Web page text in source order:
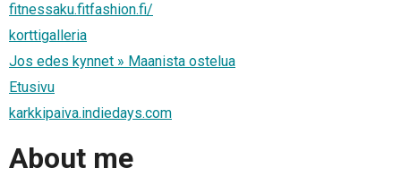
fitnessaku.fitfashion.fi/
korttigalleria
Jos edes kynnet » Maanista ostelua
Etusivu
karkkipaiva.indiedays.com
About me